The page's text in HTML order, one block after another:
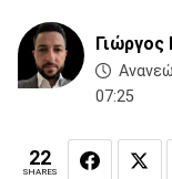
07:25
22
SHARES